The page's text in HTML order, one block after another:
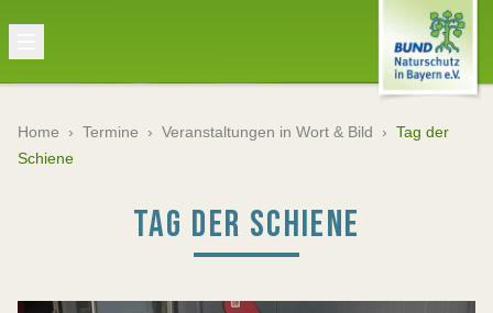
Home › Termine › Veranstaltungen in Wort & Bild › Tag der
Schiene
TAG DER SCHIENE